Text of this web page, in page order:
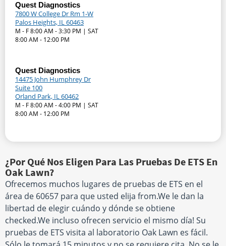
Quest Diagnostics
7800 W College Dr Rm 1-W
Palos Heights, IL 60463
M - F 8:00 AM - 3:30 PM | SAT
8:00 AM - 12:00 PM
Quest Diagnostics
14475 John Humphrey Dr
Suite 100
Orland Park, IL 60462
M - F 8:00 AM - 4:00 PM | SAT
8:00 AM - 12:00 PM
¿Por Qué Nos Eligen Para Las Pruebas De ETS En
Oak Lawn?
Ofrecemos muchos lugares de pruebas de ETS en el
área de 60657 para que usted elija from.We le dan la
libertad de elegir cuándo y dónde se obtiene
checked.We incluso ofrecen servicio el mismo día! Su
pruebas de ETS visita al laboratorio Oak Lawn es fácil.